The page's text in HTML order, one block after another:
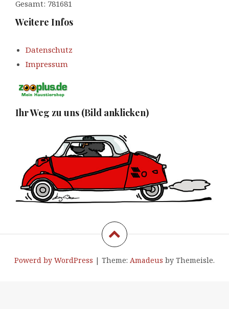
Gesamt: 781681
Weitere Infos
Datenschutz
Impressum
Ihr Weg zu uns (Bild anklicken)
Powerd by WordPress | Theme: Amadeus by Themeisle.